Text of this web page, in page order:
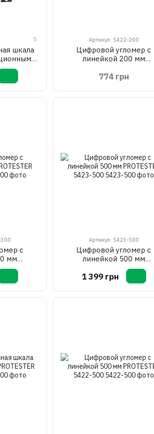
5
шкала
5304-
Артикул: 5422-200
Цифровой угломер с
линейкой 200 мм
774 грн
с
мм
300
Артикул: 5423-500
Цифровой угломер с
линейкой 500 мм
PROTESTER 5423-500
1 399 грн